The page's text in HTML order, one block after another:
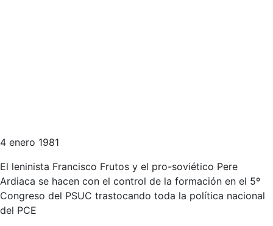
4 enero 1981
El leninista Francisco Frutos y el pro-soviético Pere
Ardiaca se hacen con el control de la formación en el 5º
Congreso del PSUC trastocando toda la política nacional
del PCE